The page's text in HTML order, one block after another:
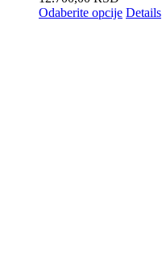
Odaberite opcije Details